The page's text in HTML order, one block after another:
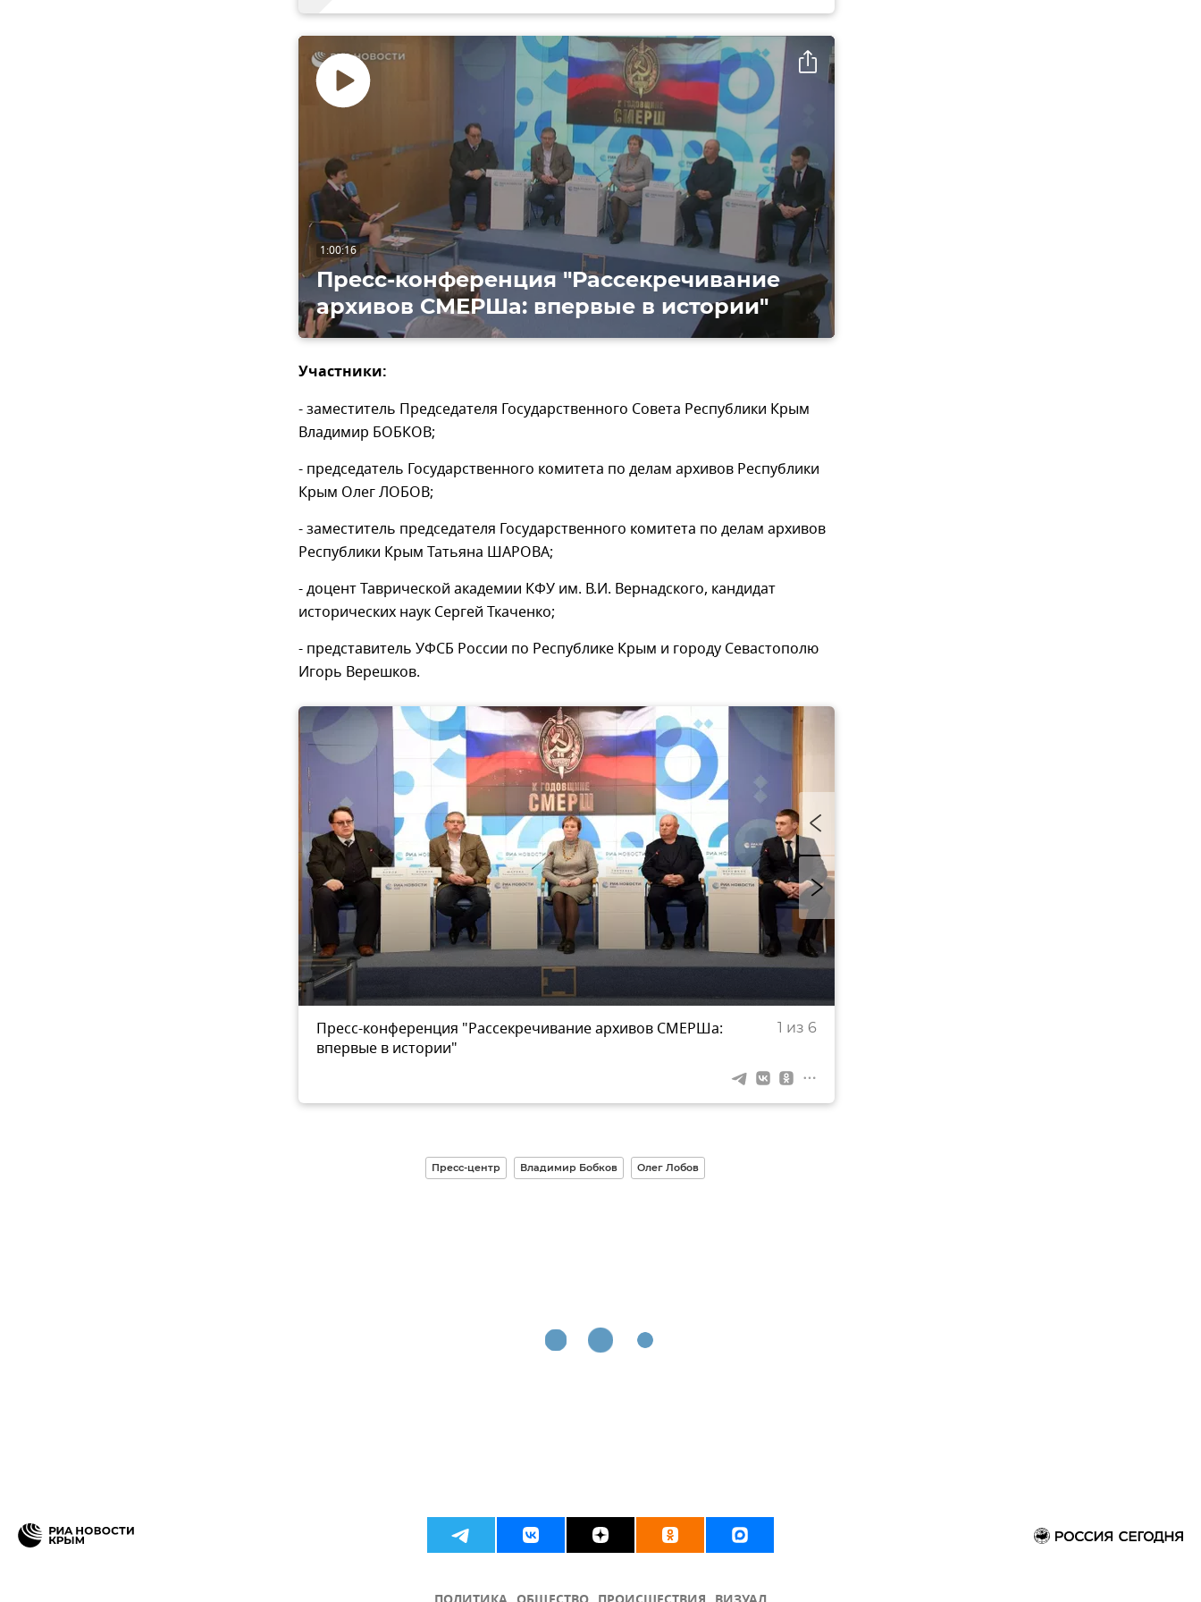
Пресс-конференция "Рассекречивание
архивов СМЕРШа: впервые в истории"
1:00:16
Участники:
- заместитель Председателя Государственного Совета Республики Крым
Владимир БОБКОВ;
- председатель Государственного комитета по делам архивов Республики
Крым Олег ЛОБОВ;
- заместитель председателя Государственного комитета по делам архивов
Республики Крым Татьяна ШАРОВА;
- доцент Таврической академии КФУ им. В.И. Вернадского, кандидат
исторических наук Сергей Ткаченко;
- представитель УФСБ России по Республике Крым и городу Севастополю
Игорь Верешков.
1 из 6
Пресс-конференция "Рассекречивание архивов СМЕРШа:
впервые в истории"
Пресс-центр Владимир Бобков Олег Лобов